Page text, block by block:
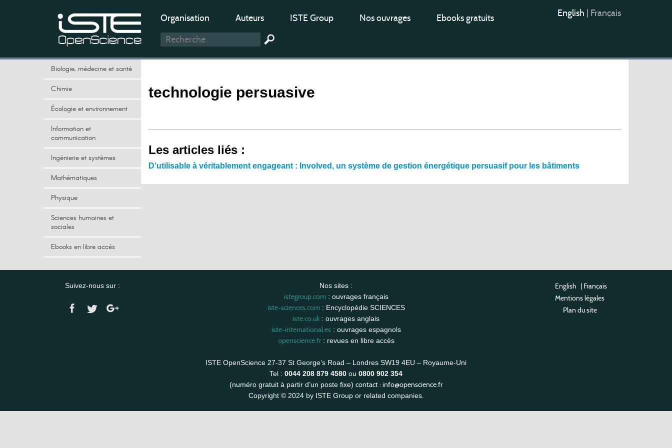
Organisation Auteurs ISTE Group Nos ouvrages Ebooks gratuits English Français
Biologie, médecine et santé
Chimie
Écologie et environnement
Information et
communication
Ingénierie et systèmes
Mathématiques
Physique
Sciences humaines et
sociales
Ebooks en libre accès
technologie persuasive
Les articles liés :
D’utilisable à véritablement engageant : Involved, un système de gestion énergétique persuasif pour les bâtiments
Suivez-nous sur : Nos sites :
istegroup.com: ouvrages français
iste-sciences.com: Encyclopédie SCIENCES
iste.co.uk : ouvrages anglais
iste-international.es: ouvrages espagnols
openscience.fr: revues en libre accès
ISTE OpenScience 27-37 St George’s Road – Londres SW19 4EU – Royaume-Uni
Tel : 0044 208 879 4580 ou 0800 902 354
(numéro gratuit à partir d’un poste fixe) contact : info@openscience.fr
Copyright © 2024 by ISTE Group or related companies.
English | Français
Mentions légales
Plan du site